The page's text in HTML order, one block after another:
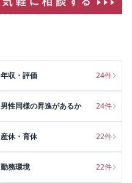
年収・評価 24件
男性同様の昇進があるか 24件
産休・育休 22件
勤務環境 22件